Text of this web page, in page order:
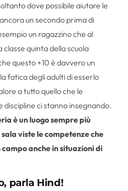
dove possibile aiutare le
un secondo prima di
un ragazzino che al
quinta della scuola
questo +10 è davvero un
fatica degli adulti di esserlo
a tutto quello che le
discipline ci stanno insegnando.
è un luogo sempre più
viste le competenze che
anche in situazioni di
parla Hind!